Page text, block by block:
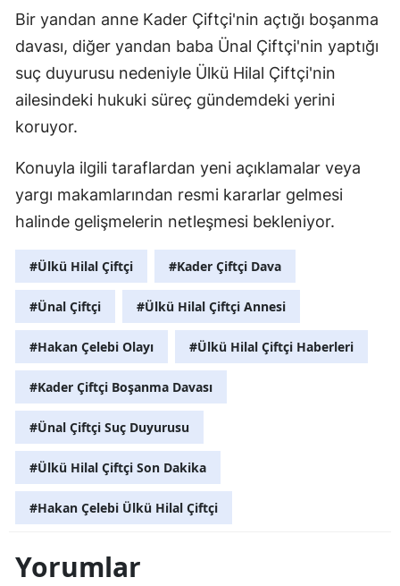
Bir yandan anne Kader Çiftçi'nin açtığı boşanma
davası, diğer yandan baba Ünal Çiftçi'nin yaptığı
suç duyurusu nedeniyle Ülkü Hilal Çiftçi'nin
ailesindeki hukuki süreç gündemdeki yerini
koruyor.
Konuyla ilgili taraflardan yeni açıklamalar veya
yargı makamlarından resmi kararlar gelmesi
halinde gelişmelerin netleşmesi bekleniyor.
#Ülkü Hilal Çiftçi #Kader Çiftçi Dava
#Ünal Çiftçi #Ülkü Hilal Çiftçi Annesi
#Hakan Çelebi Olayı #Ülkü Hilal Çiftçi Haberleri
#Kader Çiftçi Boşanma Davası
#Ünal Çiftçi Suç Duyurusu
#Ülkü Hilal Çiftçi Son Dakika
#Hakan Çelebi Ülkü Hilal Çiftçi
Yorumlar